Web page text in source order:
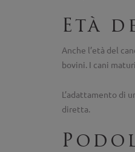
Età
Anche l’età del
bovini. I cani
L’adattamento di
diretta.